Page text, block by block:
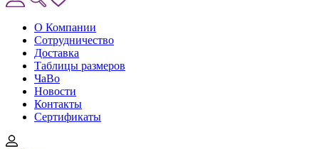
О Компании
Сотрудничество
Доставка
Таблицы размеров
ЧаВо
Новости
Контакты
Сертификаты